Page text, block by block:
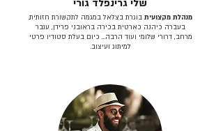
שלי גרינפלד גורי
מנהלת מקצועית בוגרת בצלאל במגמה לתקשורת חזותית.
בעברה כיהנה כארטית בכירה בראובני פרידן, ענבר
מרחב, דרורי שלומי ועוד הרבה… כיום בעלת סטודיו פרטי
למיתוג ועיצוב.